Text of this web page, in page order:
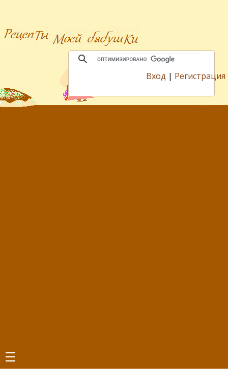
Вход | Регистрация
☰